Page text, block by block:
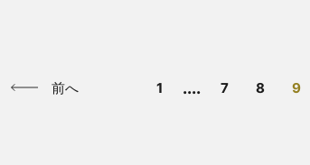
前へ 1 .... 7 8 9